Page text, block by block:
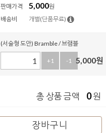
판매가격 5,000원
배송비
개별(단품무료)
(서술형 도안) Bramble / 브램블
+1 -1 5,000원
총 상품 금액 0원
장바구니